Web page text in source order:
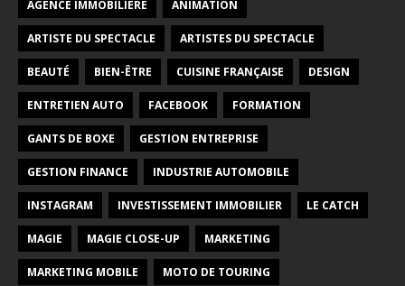
AGENCE IMMOBILIÈRE ANIMATION
ARTISTE DU SPECTACLE ARTISTES DU SPECTACLE
BEAUTÉ BIEN-ÊTRE CUISINE FRANÇAISE DESIGN
ENTRETIEN AUTO FACEBOOK FORMATION
GANTS DE BOXE GESTION ENTREPRISE
GESTION FINANCE INDUSTRIE AUTOMOBILE
INSTAGRAM INVESTISSEMENT IMMOBILIER LE CATCH
MAGIE MAGIE CLOSE-UP MARKETING
MARKETING MOBILE MOTO DE TOURING